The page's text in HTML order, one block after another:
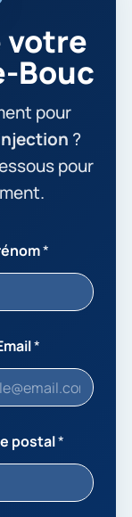
votre
Bouc
pour
?
pour
*
*
postal*